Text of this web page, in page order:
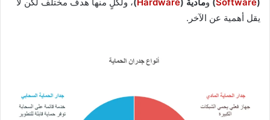
يقل أهمية عن الآخر.